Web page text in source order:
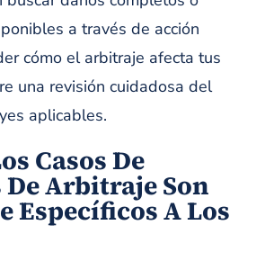
a través de acción
cómo el arbitraje afecta tus
una revisión cuidadosa del
aplicables.
Casos De
Arbitraje Son
Específicos A Los